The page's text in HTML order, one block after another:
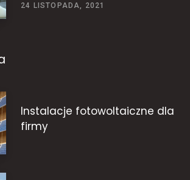
24 LISTOPADA, 2021
Instalacje fotowoltaiczne dla
firmy